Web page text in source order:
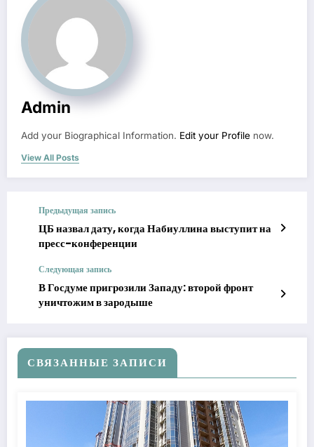
Admin
Add your Biographical Information. Edit your Profile now.
View All Posts
Предыдущая запись
ЦБ назвал дату, когда Набиуллина выступит на
пресс-конференции
Следующая запись
В Госдуме пригрозили Западу: второй фронт
уничтожим в зародыше
СВЯЗАННЫЕ ЗАПИСИ